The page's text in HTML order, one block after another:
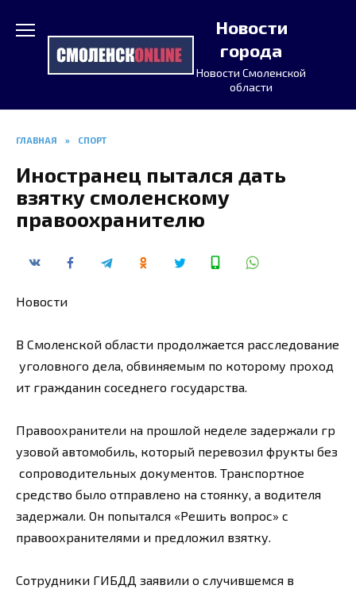
содержанию
Новости
города
Новости Смоленской
области
ГЛАВНАЯ » СПОРТ
Иностранец пытался дать
взятку смоленскому
правоохранителю
Новости
В Смоленской области продолжается расследование
уголовного дела, обвиняемым по которому проход
ит гражданин соседнего государства.
Правоохранители на прошлой неделе задержали гр
узовой автомобиль, который перевозил фрукты без
сопроводительных документов. Транспортное
средство было отправлено на стоянку, а водителя
задержали. Он попытался «Решить вопрос» с
правоохранителями и предложил взятку.
Сотрудники ГИБДД заявили о случившемся в